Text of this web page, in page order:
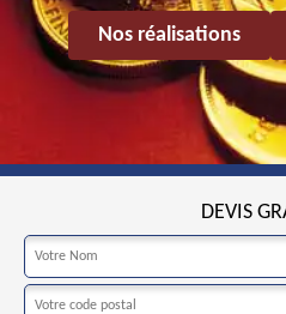
Nos réalisations
DEVIS